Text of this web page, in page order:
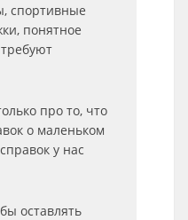
спортивные
понятное
про то, что
о маленьком
у нас
оставлять